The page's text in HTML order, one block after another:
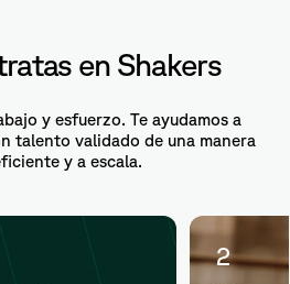
en Shakers
y esfuerzo. Te ayudamos a
talento validado de una manera
y a escala.
2